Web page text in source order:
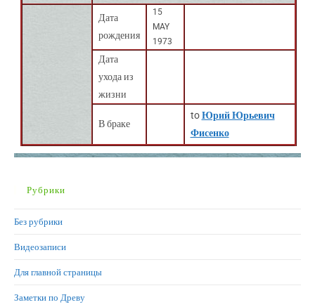
Дата
рождения
15
MAY
1973
Дата
ухода из
жизни
В браке
toЮрий Юрьевич
Фисенко
Рубрики
Без рубрики
Видеозаписи
Для главной страницы
Заметки по Древу